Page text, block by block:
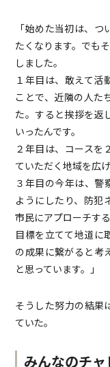
「始めた当初は、
たくなります。でも
しました。
１年目は、敢えて活
ことで、近隣の人た
た。すると挨拶を返
いったんです。
２年目は、コースを
ていただく地域を広
３年目の今年は、警
ようにしたり、防犯
市民にアプローチす
目標を立てて地道に
の成果に繋がると考
と思っています。」
そうした努力の結果
ていた。
みんなのチ